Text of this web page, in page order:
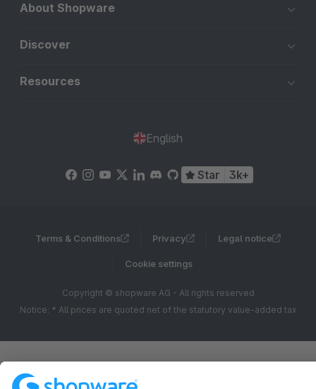
About Shopware
Discover
Resources
English
Star 3k+
Terms & Conditions Privacy Legal notice
Cookie settings
Copyright © shopware AG - All rights reserved
Notice: * All prices are quoted net of the statutory value-added tax